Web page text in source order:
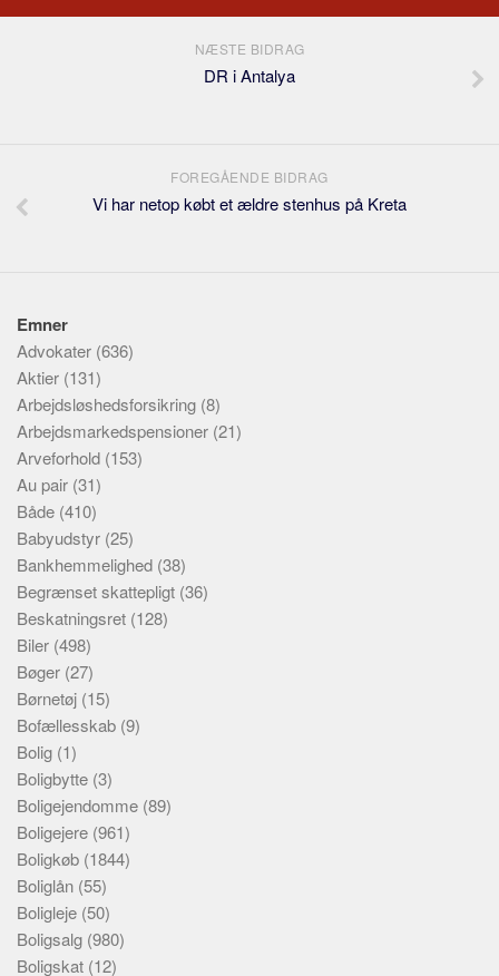
NÆSTE BIDRAG
DR i Antalya
FOREGÅENDE BIDRAG
Vi har netop købt et ældre stenhus på Kreta
Emner
Advokater (636)
Aktier (131)
Arbejdsløshedsforsikring (8)
Arbejdsmarkedspensioner (21)
Arveforhold (153)
Au pair (31)
Både (410)
Babyudstyr (25)
Bankhemmelighed (38)
Begrænset skattepligt (36)
Beskatningsret (128)
Biler (498)
Bøger (27)
Børnetøj (15)
Bofællesskab (9)
Bolig (1)
Boligbytte (3)
Boligejendomme (89)
Boligejere (961)
Boligkøb (1844)
Boliglån (55)
Boligleje (50)
Boligsalg (980)
Boligskat (12)